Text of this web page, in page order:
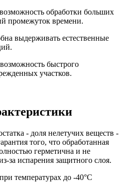
обработки больших
промежуток времени.
выдерживать естественные
быстрого
участков.
- доля нелетучих веществ -
того, что обработанная
герметична и не
за испарения защитного слоя.
температурах до -40°C